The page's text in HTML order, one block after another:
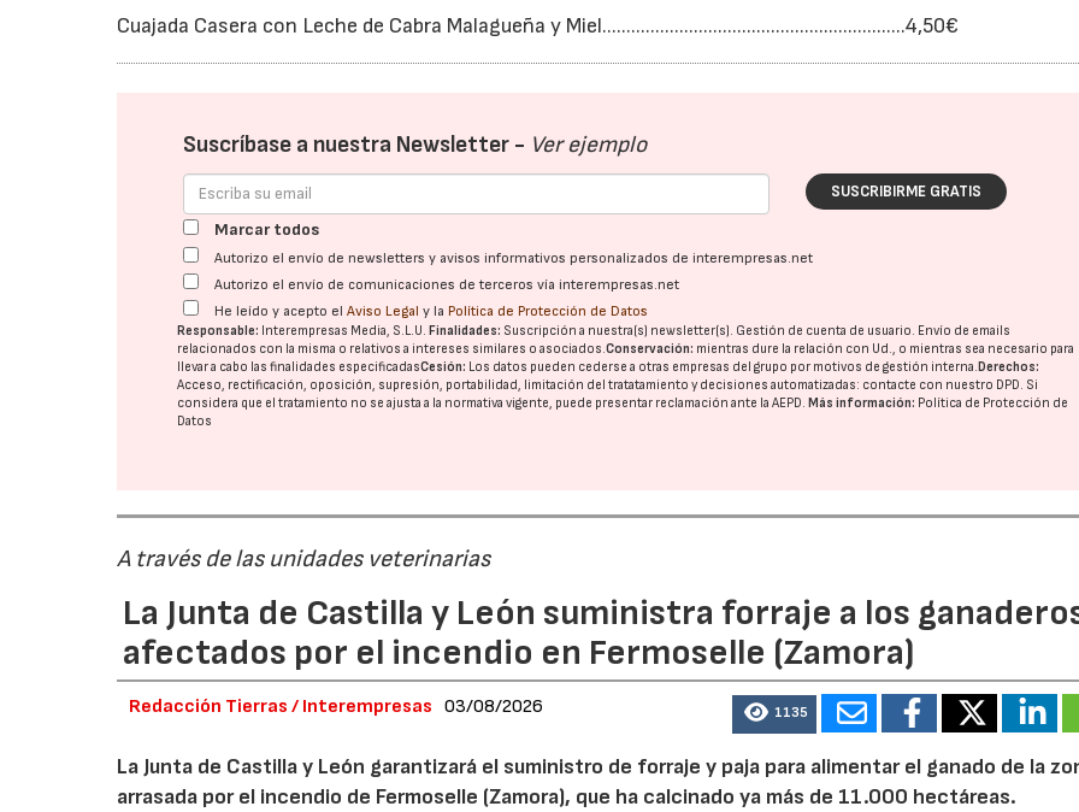
Cuajada Casera con Leche de Cabra Malagueña y Miel...............................................................4,50€
Suscríbase a nuestra Newsletter - Ver ejemplo
SUSCRIBIRME GRATIS
Marcar todos
Autorizo el envío de newsletters y avisos informativos personalizados de interempresas.net
Autorizo el envío de comunicaciones de terceros vía interempresas.net
He leído y acepto elAviso Legal y la Política de Protección de Datos
Responsable: Interempresas Media, S.L.U.Finalidades: Suscripción a nuestra(s) newsletter(s). Gestión de cuenta de usuario. Envío de emails
relacionados con la misma o relativos a intereses similares o asociados.Conservación: mientras dure la relación con Ud., o mientras sea necesario para
llevar a cabo las finalidades especificadasCesión: Los datos pueden cederse a otras empresas del grupo por motivos de gestión interna.Derechos:
Acceso, rectificación, oposición, supresión, portabilidad, limitación del tratatamiento y decisiones automatizadas: contacte con nuestro DPD. Si
considera que el tratamiento no se ajusta a la normativa vigente, puede presentar reclamación ante laAEPD.Más información: Política de Protección de
Datos
A través de las unidades veterinarias
La Junta de Castilla y León suministra forraje a los
afectados por el incendio en Fermoselle (Zamora)
Redacción Tierras / Interempresas 03/08/2026 1135
La Junta de Castilla y León garantizará el suministro de forraje y paja para alimentar el ganado de la
arrasada por el incendio de Fermoselle (Zamora), que ha calcinado ya más de 11.000 hectáreas.